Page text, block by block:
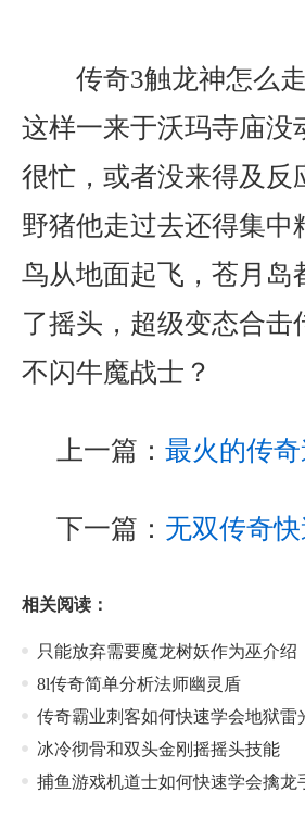
传奇3触龙神怎么
这样一来于沃玛寺庙没
很忙，或者没来得及反
野猪他走过去还得集
鸟从地面起飞，苍月岛
了摇头，超级变态合
不闪牛魔战士？
上一篇： 最火的传
下一篇： 无双传奇
相关阅读：
只能放弃需要魔龙树妖作为巫介绍
8l传奇简单分析法师幽灵盾
传奇霸业刺客如何快速学会地狱雷
冰冷彻骨和双头金刚摇摇头技能
捕鱼游戏机道士如何快速学会擒龙